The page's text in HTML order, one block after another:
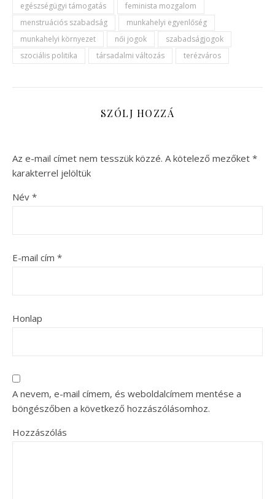
egészségügyi támogatás
feminista mozgalom
menstruációs szabadság
munkahelyi egyenlőség
munkahelyi környezet
női jogok
szabadságjogok
szociális politika
társadalmi változás terézváros
SZÓLJ HOZZÁ
Az e-mail címet nem tesszük közzé. A kötelező mezőket *
karakterrel jelöltük
Név *
E-mail cím *
Honlap
A nevem, e-mail címem, és weboldalcímem mentése a
böngészőben a következő hozzászólásomhoz.
Hozzászólás